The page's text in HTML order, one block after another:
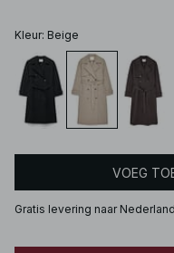
Kleur: Beige
VOEG
Gratis levering naar